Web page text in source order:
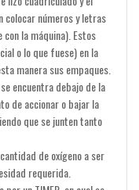
colocar números y letras
la máquina). Estos
o lo que fuese) en la
manera sus empaques.
encuentra debajo de la
de accionar o bajar la
que se junten tanto
de oxígeno a ser
requerida.